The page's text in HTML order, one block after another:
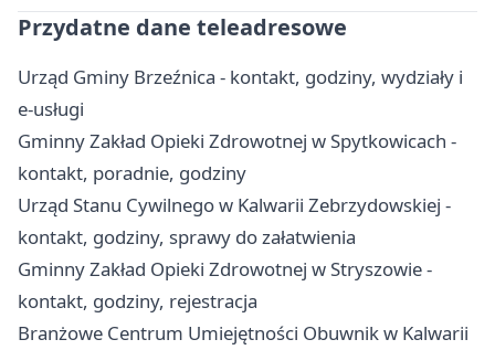
Przydatne dane teleadresowe
Urząd Gminy Brzeźnica - kontakt, godziny, wydziały i
e-usługi
Gminny Zakład Opieki Zdrowotnej w Spytkowicach -
kontakt, poradnie, godziny
Urząd Stanu Cywilnego w Kalwarii Zebrzydowskiej -
kontakt, godziny, sprawy do załatwienia
Gminny Zakład Opieki Zdrowotnej w Stryszowie -
kontakt, godziny, rejestracja
Branżowe Centrum Umiejętności Obuwnik w Kalwarii